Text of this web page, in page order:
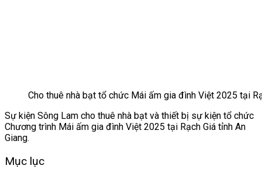
Cho thuê nhà bạt tổ chức Mái ấm gia đình Việt 2025 tại
Sự kiện Sông Lam cho thuê nhà bạt và thiết bị sự kiện tổ chức
Chương trình Mái ấm gia đình Việt 2025 tại Rạch Giá tỉnh An
Giang.
Mục lục